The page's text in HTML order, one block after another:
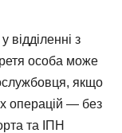
відділенні з
особа може
якщо
операцій — без
та ІПН